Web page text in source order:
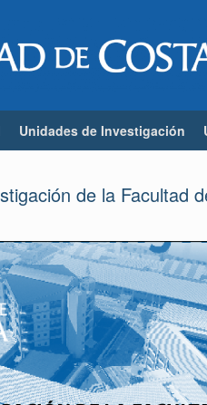
Unidades de Investigación
de la Facultad